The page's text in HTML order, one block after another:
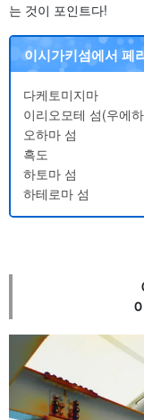
는 것이 포인트다!
이시가키섬에서 페
다케토미지마
이리오모테 섬(우에
오하마 섬
흑도
하토마 섬
하테로마 섬